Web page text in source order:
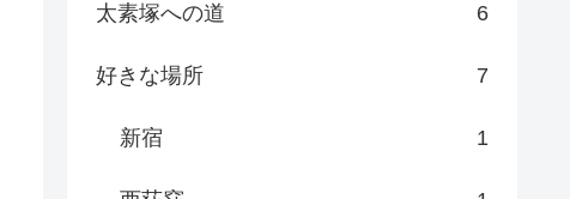
太素塚への道 6
好きな場所 7
新宿 1